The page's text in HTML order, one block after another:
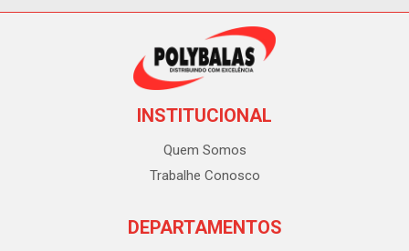
INSTITUCIONAL
Quem Somos
Trabalhe Conosco
DEPARTAMENTOS